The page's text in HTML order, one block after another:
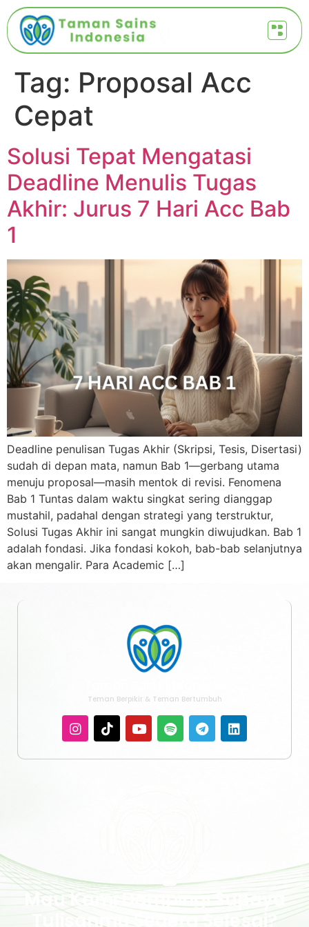
Tag: Proposal Acc
Cepat
Solusi Tepat Mengatasi
Deadline Menulis Tugas
Akhir: Jurus 7 Hari Acc Bab
1
Deadline penulisan Tugas Akhir (Skripsi, Tesis, Disertasi)
sudah di depan mata, namun Bab 1—gerbang utama
menuju proposal—masih mentok di revisi. Fenomena
Bab 1 Tuntas dalam waktu singkat sering dianggap
mustahil, padahal dengan strategi yang terstruktur,
Solusi Tugas Akhir ini sangat mungkin diwujudkan. Bab 1
adalah fondasi. Jika fondasi kokoh, bab-bab selanjutnya
akan mengalir. Para Academic […]
Teman Berpikir & Teman Bertumbuh
Mau Kami Dampingi Supaya
Tulisanmu Segera Selesai?